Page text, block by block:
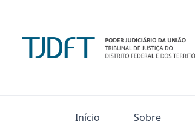
Início Sobre